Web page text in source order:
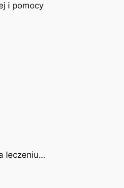
i pomocy
leczeniu…